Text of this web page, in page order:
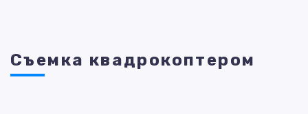
Съемка квадрокоптером